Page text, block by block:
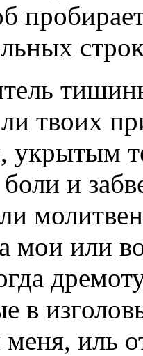
твоих
укрытым
и
мои или
в
меня, иль